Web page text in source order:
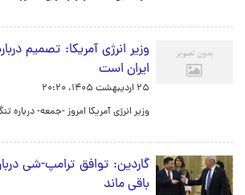
وزیر انرژی آمریکا: تصمیم
ایران است
۲۵ اردیبهشت ۱۴۰۵، ۲۰:۲۰
وزیر انرژی آمریکا امروز -جمعه- درباره
گاردین: توافق ترامپ-شی
باقی ماند